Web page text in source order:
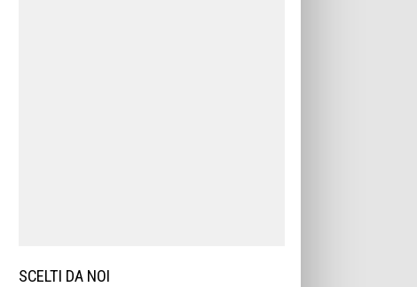
SCELTI DA NOI